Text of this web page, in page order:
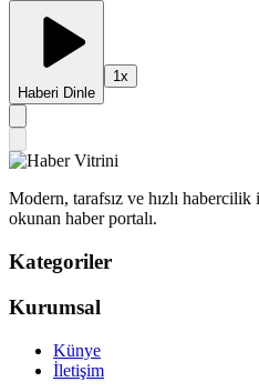
Haberi Dinle
1x
Modern, tarafsız ve hızlı
okunan haber portalı.
Kategoriler
Kurumsal
Künye
İletişim